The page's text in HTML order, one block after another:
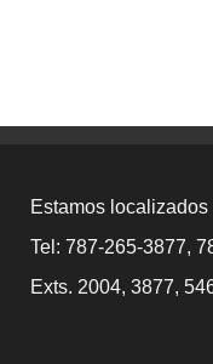
Estamos localizados
Tel: 787-265-3877,
Exts. 2004, 3877,